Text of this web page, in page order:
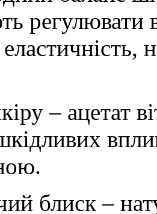
регулювати
– ацетат
блиск –